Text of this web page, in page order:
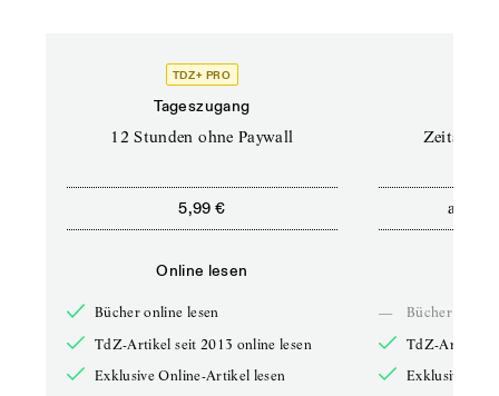
TDZ+ PRO
Tageszugang
12 Stunden ohne Paywall
5,99 €
Online lesen
Bücher online lesen
TdZ-Artikel seit 2013 online lesen
Exklusive Online-Artikel lesen
ab
—
Bücher online
TdZ-Artikel
Exklusive